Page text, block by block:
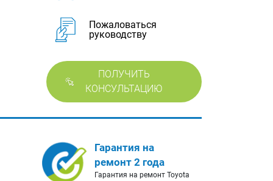
Пожаловаться
руководству
ПОЛУЧИТЬ
КОНСУЛЬТАЦИЮ
Гарантия на
ремонт 2 года
Гарантия на ремонт Toyota